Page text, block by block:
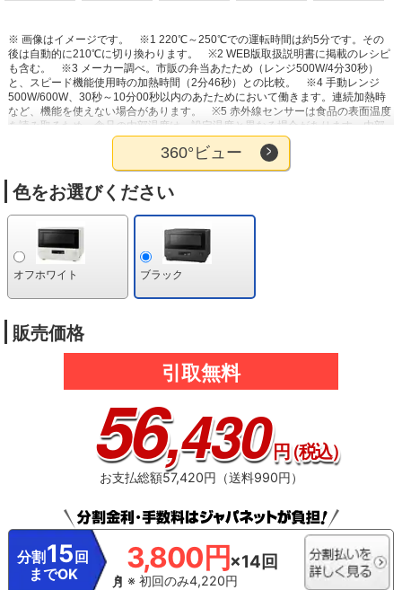
※ 画像はイメージです。
※1 220℃～250℃での運転時間は約5分です。その
後は自動的に210℃に切り換わります。
※2 WEB版取扱説明書に掲載のレシピ
も含む。
※3 メーカー調べ。市販の弁当あたため（レンジ500W/4分30秒）
と、スピード機能使用時の加熱時間（2分46秒）との比較。
※4 手動レンジ
500W/600W、30秒～10分00秒以内のあたためにおいて働きます。連続加熱時
など、機能を使えない場合があります。
※5 赤外線センサーは食品の表面温度
を読み取るため、食品の内部温度は、設定温度と異なる場合があります。内部
の温度は、食品の種類や厚みなどによって設定温度より高くなったり、低くな
※6 「自動」を選んでから「決定」を2回押し、
ダイヤルで温度を設定します。
※7 加熱後かき混ぜて、温度を確認してくださ
い。
360°ビュー
色をお選びください
オフホワイト ブラック
販売価格
引取無料
56,430円（税込）
お支払総額57,420円（送料990円）
分割 15 回
までOK
3,800円×14回
※ 初回のみ4,220円